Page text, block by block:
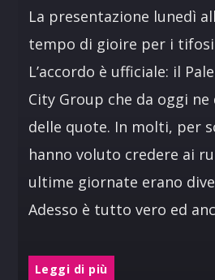
La presentazione lunedì
tempo di gioire per i tifosi
L’accordo è ufficiale: il
City Group che da oggi ne
delle quote. In molti, per
hanno voluto credere ai
ultime giornate erano
Adesso è tutto vero ed
Leggi di più